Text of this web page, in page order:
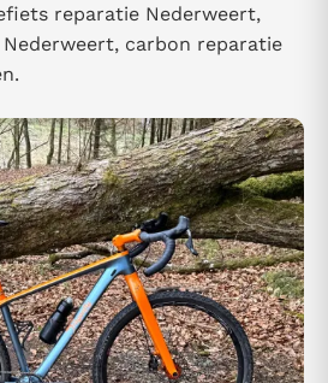
reparatie Nederweert,
carbon reparatie